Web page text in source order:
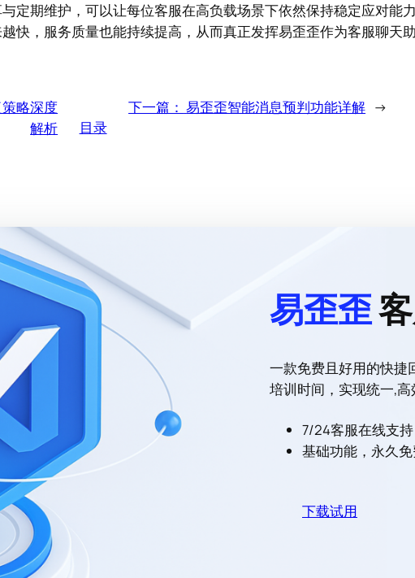
定期维护，可以让每位客服在高负载场景下依然保持稳定应对能
快，服务质量也能持续提高，从而真正发挥易歪歪作为客服聊天
略深度
解析
目录
下一篇： 易歪歪智能消息预判功能详解 →
易歪歪
一款免费且好用的快捷
培训时间，实现统一,
7/24客服在线支持
基础功能，永久
下载试用